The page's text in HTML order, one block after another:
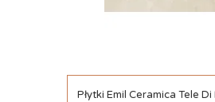
Płytki Emil Ceramica Tele
Szybki